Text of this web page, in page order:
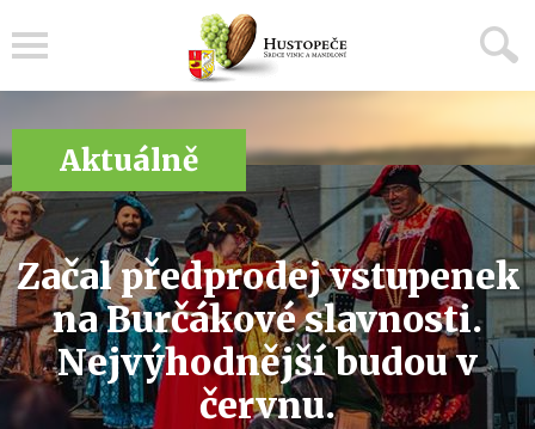
Aktuálně
Začal předprodej vstupenek
na Burčákové slavnosti.
Nejvýhodnější budou v
červnu.